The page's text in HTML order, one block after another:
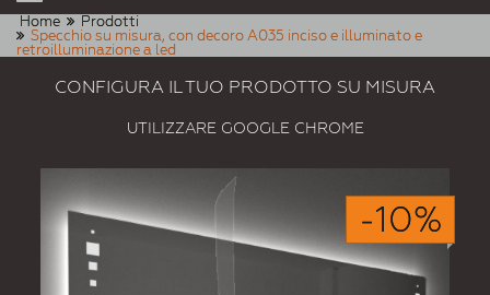
Home
Prodotti
Specchio su misura, con decoro A035 inciso e illuminato e
retroilluminazione a led
CONFIGURA IL TUO PRODOTTO SU MISURA
UTILIZZARE GOOGLE CHROME
-10%